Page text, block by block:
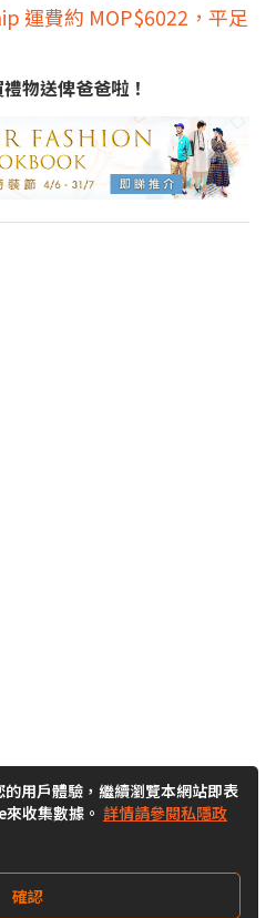
運費約 MOP$6022，平足
物送俾爸爸啦！
用戶體驗，繼續瀏覽本網站即表
收集數據。 詳情請參閱私隱政
確認